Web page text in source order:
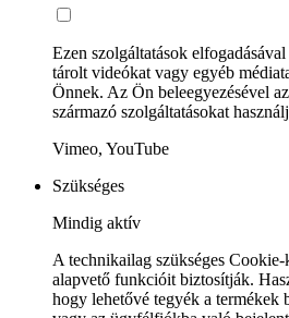
Ezen szolgáltatások
tárolt videókat vagy egyéb
Önnek. Az Ön beleegyezésével
származó szolgáltatásokat
Vimeo, YouTube
Szükséges
Mindig aktív
A technikailag szükséges
alapvető funkcióit biztosítják.
hogy lehetővé tegyék a termékek